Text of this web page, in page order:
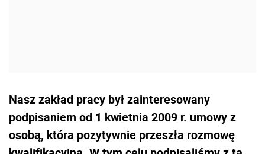
Nasz zakład pracy był zainteresowany
podpisaniem od 1 kwietnia 2009 r. umowy z
osobą, która pozytywnie przeszła rozmowę